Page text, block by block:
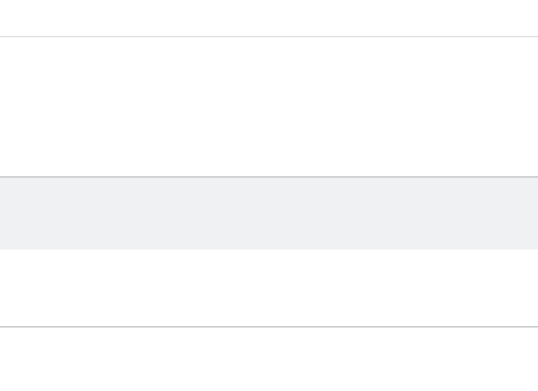
de données Confluence
(prochainement)
votre équipe